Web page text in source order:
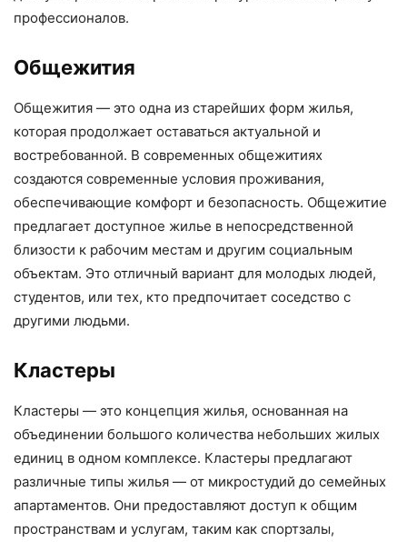
профессионалов.
Общежития
Общежития — это одна из старейших форм жилья,
которая продолжает оставаться актуальной и
востребованной. В современных общежитиях
создаются современные условия проживания,
обеспечивающие комфорт и безопасность. Общежитие
предлагает доступное жилье в непосредственной
близости к рабочим местам и другим социальным
объектам. Это отличный вариант для молодых людей,
студентов, или тех, кто предпочитает соседство с
другими людьми.
Кластеры
Кластеры — это концепция жилья, основанная на
объединении большого количества небольших жилых
единиц в одном комплексе. Кластеры предлагают
различные типы жилья — от микростудий до семейных
апартаментов. Они предоставляют доступ к общим
пространствам и услугам, таким как спортзалы,